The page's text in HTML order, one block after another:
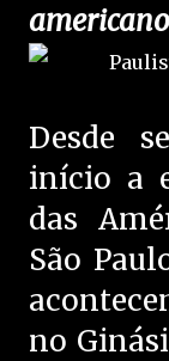
Desde
início a
das
São
no